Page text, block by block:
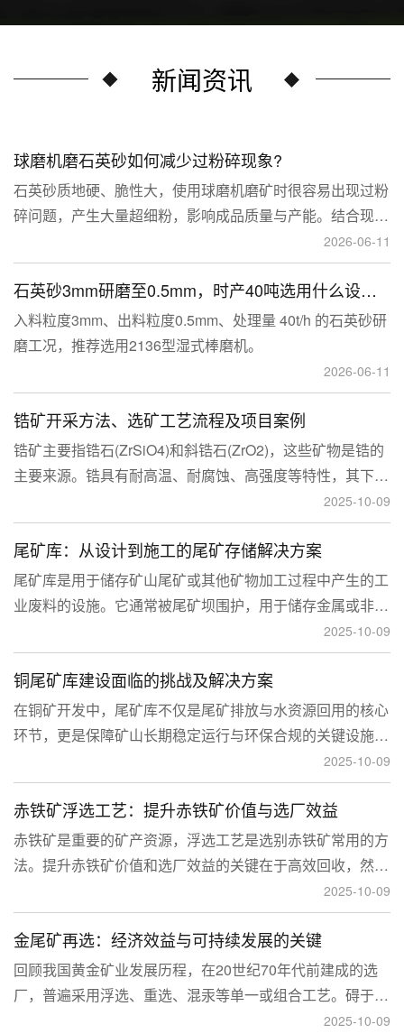
新闻资讯
球磨机磨石英砂如何减少过粉碎现象?
石英砂质地硬、脆性大，使用球磨机磨矿时很容易出现过粉
碎问题，产生大量超细粉，影响成品质量与产能。结合现场
生产经验，可通过工艺、研磨介质、运行参数、配套设备多
维度优化，改善该问题。
2026-06-11
石英砂3mm研磨至0.5mm，时产40吨选用什么设备？
入料粒度3mm、出料粒度0.5mm、处理量 40t/h 的石英砂研
磨工况，推荐选用2136型湿式棒磨机。
2026-06-11
锆矿开采方法、选矿工艺流程及项目案例
锆矿主要指锆石(ZrSiO4)和斜锆石(ZrO2)，这些矿物是锆的
主要来源。锆具有耐高温、耐腐蚀、高强度等特性，其下游
应用涉及核工业、陶瓷、耐火材料、铸造、电子和化工等多
个领域，尤其在高性能陶瓷和锆基合金中的需求不断增长。
2025-10-09
尾矿库：从设计到施工的尾矿存储解决方案
尾矿库是用于储存矿山尾矿或其他矿物加工过程中产生的工
业废料的设施。它通常被尾矿坝围护，用于储存金属或非金
属矿山的尾矿。尾矿库通常包括尾矿处理系统、排水系统和
回水系统。根据地形，尾矿库可分为山谷型、山坡型、平地
型和河流拦截型。
2025-10-09
铜尾矿库建设面临的挑战及解决方案
在铜矿开发中，尾矿库不仅是尾矿排放与水资源回用的核心
环节，更是保障矿山长期稳定运行与环保合规的关键设施。
然而，铜矿尾矿本身具有粒度细、水量大、化学活性强等特
性，使尾矿库在坝体稳定、防渗处理与排洪系统设计方面面
临更高技术挑战。
2025-10-09
赤铁矿浮选工艺：提升赤铁矿价值与选厂效益
赤铁矿是重要的矿产资源，浮选工艺是选别赤铁矿常用的方
法。提升赤铁矿价值和选厂效益的关键在于高效回收，然
而，赤铁矿往往存在嵌布粒度细、易泥化、存在高硅铝杂质
等特征。利用传统的浮选工艺进行处理会面临回收率低、精
矿品位不稳定、药剂成本高等问题。
2025-10-09
金尾矿再选：经济效益与可持续发展的关键
回顾我国黄金矿业发展历程，在20世纪70年代前建成的选
厂，普遍采用浮选、重选、混汞等单一或组合工艺。碍于当
时选矿工艺水平的限制，回收率普遍较低，大量细粒金、包
2025-10-09